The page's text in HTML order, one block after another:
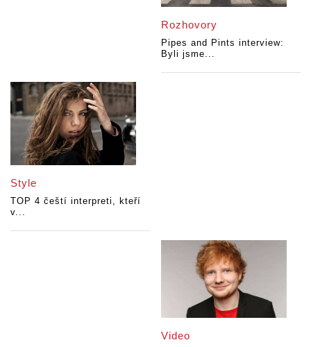
Rozhovory
Pipes and Pints interview:
Byli jsme...
Style
TOP 4 čeští interpreti, kteří
v...
Video